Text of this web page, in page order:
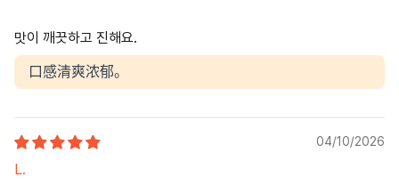
맛이 깨끗하고 진해요.
口感清爽浓郁。
04/10/2026
L.